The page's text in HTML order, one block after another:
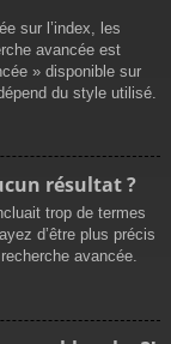
sur l’index, les
avancée est
» disponible sur
du style utilisé.
résultat ?
trop de termes
d’être plus précis
avancée.